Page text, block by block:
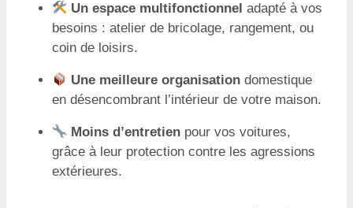
Un espace multifonctionnel adapté à vos
besoins : atelier de bricolage, rangement, ou
coin de loisirs.
Une meilleure organisation domestique
en désencombrant l’intérieur de votre maison.
Moins d’entretien pour vos voitures,
grâce à leur protection contre les agressions
extérieures.